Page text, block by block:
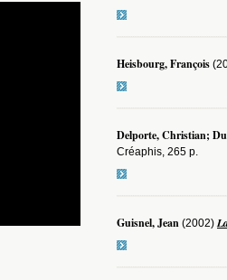
Heisbourg, François
Delporte, Christian;
Créaphis, 265 p.
Guisnel, Jean (2002)